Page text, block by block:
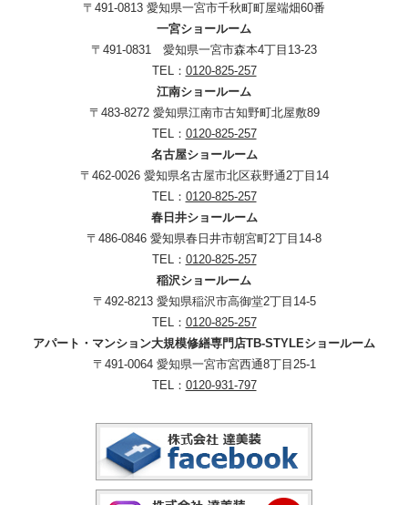
〒491-0813 愛知県一宮市千秋町町屋端畑60番
一宮ショールーム
〒491-0831 愛知県一宮市森本4丁目13-23
TEL： 0120-825-257
江南ショールーム
〒483-8272 愛知県江南市古知野町北屋敷89
TEL： 0120-825-257
名古屋ショールーム
〒462-0026 愛知県名古屋市北区萩野通2丁目14
TEL： 0120-825-257
春日井ショールーム
〒486-0846 愛知県春日井市朝宮町2丁目14-8
TEL： 0120-825-257
稲沢ショールーム
〒492-8213 愛知県稲沢市高御堂2丁目14-5
TEL： 0120-825-257
アパート・マンション大規模修繕専門店TB-STYLEショールーム
〒491-0064 愛知県一宮市宮西通8丁目25-1
TEL： 0120-931-797